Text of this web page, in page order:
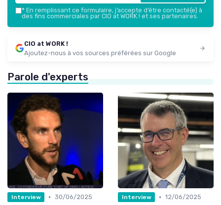
* En remplissant ce formulaire, j’accepte d’être contacté(e) à
des fins commerciales par CIO at WORK ! et ses partenaires.
CIO at WORK !
Ajoutez-nous à vos sources préférées sur Google
Parole d'experts
Interview • 30/06/2025
Interview • 12/06/2025